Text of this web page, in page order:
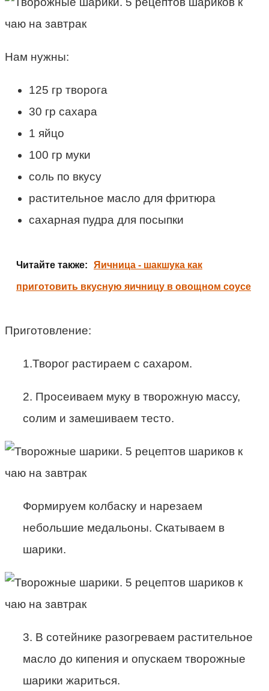
Нам нужны:
125 гр творога
30 гр сахара
1 яйцо
100 гр муки
соль по вкусу
растительное масло для фритюра
сахарная пудра для посыпки
Читайте также: Яичница - шакшука как
приготовить вкусную яичницу в овощном соусе
Приготовление:
1.Творог растираем с сахаром.
2. Просеиваем муку в творожную массу,
солим и замешиваем тесто.
Формируем колбаску и нарезаем
небольшие медальоны. Скатываем в
шарики.
3. В сотейнике разогреваем растительное
масло до кипения и опускаем творожные
шарики жариться.